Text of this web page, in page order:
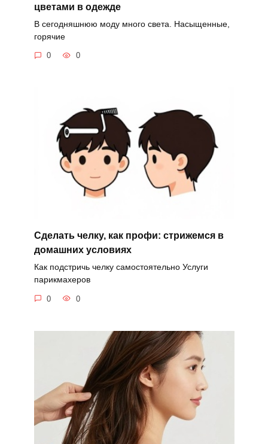
цветами в одежде
В сегодняшнюю моду много света. Насыщенные,
горячие
0 0
Сделать челку, как профи: стрижемся в
домашних условиях
Как подстричь челку самостоятельно Услуги
парикмахеров
0 0